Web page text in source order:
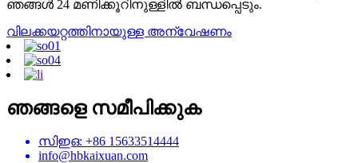
ഞങ്ങൾ‌ 24 മണിക്കൂറിനുള്ളിൽ‌ ബന്ധപ്പെടും.
വിലക്കയറ്റത്തിനായുള്ള അന്വേഷണം
ഞങ്ങളെ സമീപിക്കുക
സിഇഒ: +86 15633514444
info@hbkaixuan.com